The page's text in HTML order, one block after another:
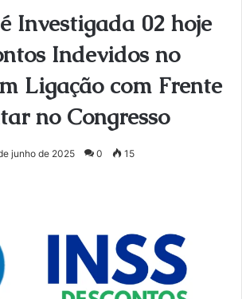
Investigada 02 hoje
Indevidos no
Ligação com Frente
no Congresso
junho de 2025 0 15